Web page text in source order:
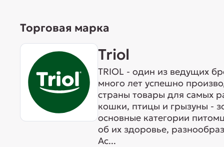
Торговая марка
Triol
TRIOL - один из ведущих
много лет успешно
страны товары для самых
кошки, птицы и грызуны -
основные категории
об их здоровье,
Ас...